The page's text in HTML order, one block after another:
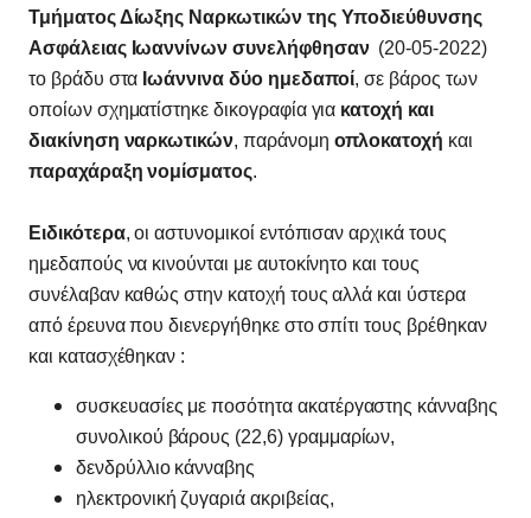
Τμήματος Δίωξης Ναρκωτικών της Υποδιεύθυνσης
Ασφάλειας Ιωαννίνων συνελήφθησαν(20-05-2022)
το βράδυ στα Ιωάννινα δύο ημεδαποί, σε βάρος των
οποίων σχηματίστηκε δικογραφία για κατοχή και
διακίνηση ναρκωτικών, παράνομη οπλοκατοχή και
παραχάραξη νομίσματος.
Ειδικότερα, οι αστυνομικοί εντόπισαν αρχικά τους
ημεδαπούς να κινούνται με αυτοκίνητο και τους
συνέλαβαν καθώς στην κατοχή τους αλλά και ύστερα
από έρευνα που διενεργήθηκε στο σπίτι τους βρέθηκαν
και κατασχέθηκαν :
συσκευασίες με ποσότητα ακατέργαστης κάνναβης
συνολικού βάρους (22,6) γραμμαρίων,
δενδρύλλιο κάνναβης
ηλεκτρονική ζυγαριά ακριβείας,